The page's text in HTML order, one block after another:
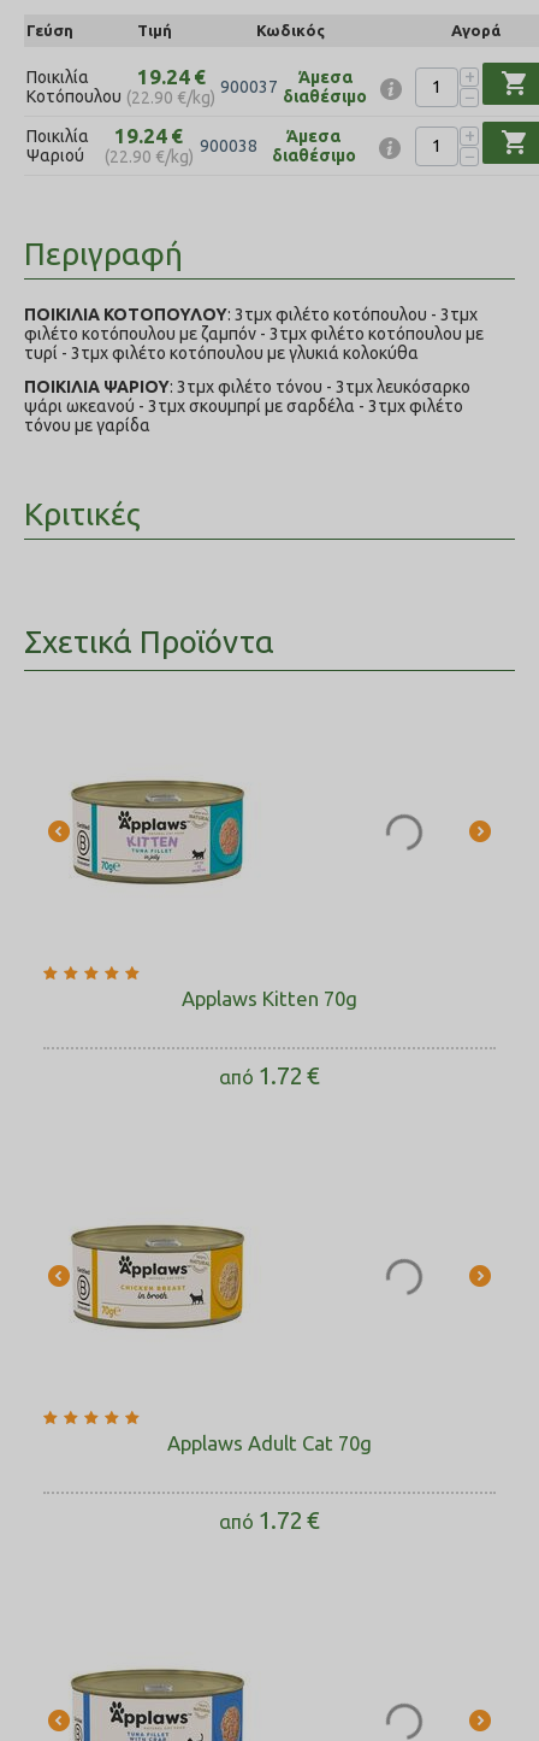
Γεύση Τιμή Κωδικός Αγορά
Ποικιλία
Κοτόπουλου
19.24 €
(22.90 €/kg)
900037
Άμεσα
διαθέσιμο
+
−
shopping_cart
Ποικιλία
Ψαριού
19.24 €
(22.90 €/kg)
900038
Άμεσα
διαθέσιμο
+
−
shopping_cart
Περιγραφή
ΠΟΙΚΙΛΙΑ ΚΟΤΟΠΟΥΛΟΥ: 3τμχ φιλέτο κοτόπουλου - 3τμχ
φιλέτο κοτόπουλου με ζαμπόν - 3τμχ φιλέτο κοτόπουλου με
τυρί - 3τμχ φιλέτο κοτόπουλου με γλυκιά κολοκύθα
ΠΟΙΚΙΛΙΑ ΨΑΡΙΟΥ: 3τμχ φιλέτο τόνου - 3τμχ λευκόσαρκο
ψάρι ωκεανού - 3τμχ σκουμπρί με σαρδέλα - 3τμχ φιλέτο
τόνου με γαρίδα
Κριτικές
Σχετικά Προϊόντα
Applaws Kitten 70g
από 1.72 €
Applaws Adult Cat 70g
από 1.72 €